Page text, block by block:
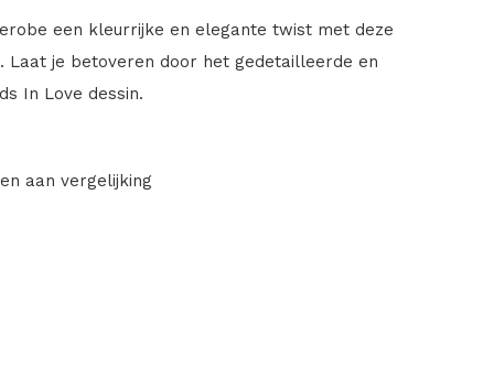
een kleurrijke en elegante twist met deze
Laat je betoveren door het gedetailleerde en
In Love dessin.
aan vergelijking